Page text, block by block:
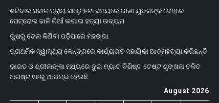
ଶନିବାର ସକାଳ ପ୍ରାୟ ସାଢ଼େ ୫ଟା ସମୟରେ ଜଣେ ଯୁବକଙ୍କ ଦେହରେ
ପେଟ୍ରୋଲ ଢାଳି ନିଆଁ ଲଗାଇ ହତ୍ୟା ଉଦ୍ୟମ
ରୁଷରୁ ତେଲ କିଣିବା ପଡ଼ିପାରେ ମହଙ୍ଗା
ପ୍ରାଥମିକ ସ୍ୱାସ୍ଥ୍ୟ କେନ୍ଦ୍ରରେ କାର୍ଯ୍ୟରତ ସହାୟିକା ଆତ୍ମହତ୍ୟା କରିଛନ୍ତି
ଭାରତ ଓ ଶ୍ରୀଲଙ୍କା ମଧ୍ୟରେ ଦୁଇ ମ୍ୟାଚ ବିଶିଷ୍ଟ ଟେଷ୍ଟ ଶୃଙ୍ଖଳା ଚଳିତ
ଅଗଷ୍ଟ ୧୫ରୁ ଆରମ୍ଭ ହେଊଛି
August 2026